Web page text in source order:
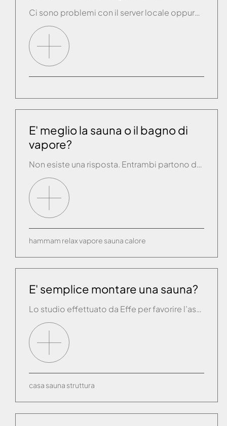
Ci sono problemi con il server locale oppure in fase di inserimento dati è stato selezionato il pulsante REGISTRATI più volte prima che la app avesse effettivamente impiegato l’azione. In questo caso è opportuno contattare il servizio assistenza per fornire EMAIL e PASSWORD di registrazione. Il servizio assistenza provvederà ad attivare l’account manualmente.
E' meglio la sauna o il bagno di
vapore?
Non esiste una risposta. Entrambi partono dalla tradizione delle terapie del caldo e sotto l’aspetto dei benefici possono ritenersi abbastanza simili. La sauna consiste nel favorire la sudorazione attraverso un bagno di aria secca con temperature dai 50° agli 80/90° in un ambiente in legno all'interno del quale l’umidità è in percentuali molto basse. Il […]
hammam relaxvapore sauna calore
E' semplice montare una sauna?
Lo studio effettuato da Effe per favorire l’assemblaggio e il manuale di istruzioni allegato rende semplice il montaggio delle saune. E’ comunque disponibile un servizio capillare di centri assistenza autorizzati che potranno effettuare qualsiasi intervento effettuando il collaudo di funzionamento.
casa sauna struttura